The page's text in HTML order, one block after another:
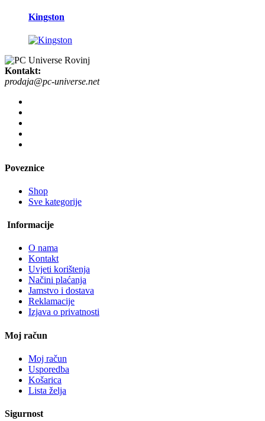
Kingston
Kontakt:
prodaja@pc-universe.net
Poveznice
Shop
Sve kategorije
Informacije
O nama
Kontakt
Uvjeti korištenja
Načini plaćanja
Jamstvo i dostava
Reklamacije
Izjava o privatnosti
Moj račun
Moj račun
Usporedba
Košarica
Lista želja
Sigurnost